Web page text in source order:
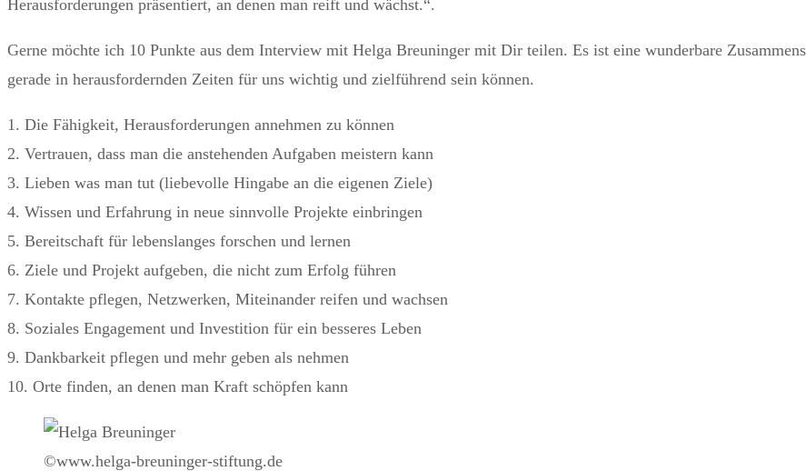
Herausforderungen präsentiert, an denen man reift und wächst.“.
Gerne möchte ich 10 Punkte aus dem Interview mit Helga Breuninger mit Dir teilen. Es ist eine wunderbare
gerade in herausfordernden Zeiten für uns wichtig und zielführend sein können.
1. Die Fähigkeit, Herausforderungen annehmen zu können
2. Vertrauen, dass man die anstehenden Aufgaben meistern kann
3. Lieben was man tut (liebevolle Hingabe an die eigenen Ziele)
4. Wissen und Erfahrung in neue sinnvolle Projekte einbringen
5. Bereitschaft für lebenslanges forschen und lernen
6. Ziele und Projekt aufgeben, die nicht zum Erfolg führen
7. Kontakte pflegen, Netzwerken, Miteinander reifen und wachsen
8. Soziales Engagement und Investition für ein besseres Leben
9. Dankbarkeit pflegen und mehr geben als nehmen
10. Orte finden, an denen man Kraft schöpfen kann
©www.helga-breuninger-stiftung.de